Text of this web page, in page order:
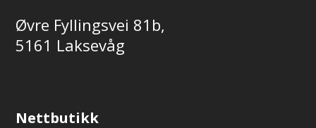
Øvre Fyllingsvei 81b,
5161 Laksevåg
Nettbutikk